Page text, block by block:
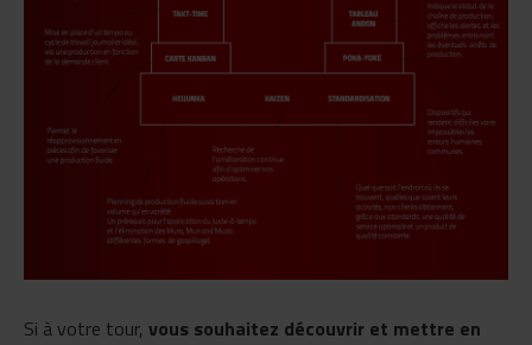
Si à votre tour, vous souhaitez découvrir et mettre en